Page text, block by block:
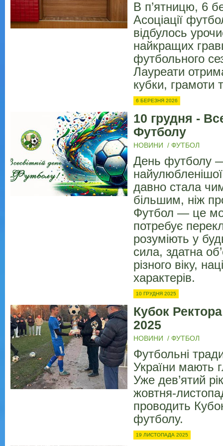
В п’ятницю, 6
Асоціації
відбулось
найкращих
футбольного
Лауреати
кубки, грамоти
6 БЕРЕЗНЯ 2026
10 грудня -
Футболу
НОВИНИ / ФУТБОЛ
День футболу
давно стала
більшим, ніж
Футбол — це
потребує
розуміють у
сила, здатна
різного віку,
характерів.
10 ГРУДНЯ 2025
Кубок
2025
НОВИНИ / ФУТБОЛ
Футбольні
України мають
Уже дев’ятий
жовтня-
проводить
футболу.
19 ЛИСТОПАДА 2025